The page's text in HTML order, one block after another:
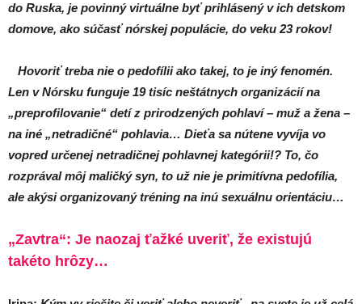
do Ruska, je povinný virtuálne byť prihlásený v ich detskom
domove, ako súčasť nórskej populácie, do veku 23 rokov!
Hovoriť treba nie o pedofílii ako takej, to je iný fenomén.
Len v Nórsku funguje 19 tisíc neštátnych organizácií na
„preprofilovanie“ detí z prirodzených pohlaví – muž a žena –
na iné „netradičné“ pohlavia… Dieťa sa nútene vyvíja vo
vopred určenej netradičnej pohlavnej kategórii!? To, čo
rozprával môj maličký syn, to už nie je primitívna pedofília,
ale akýsi organizovaný tréning na inú sexuálnu orientáciu…
„Zavtra“: Je naozaj ťažké uveriť, že existujú
takéto hrôzy…